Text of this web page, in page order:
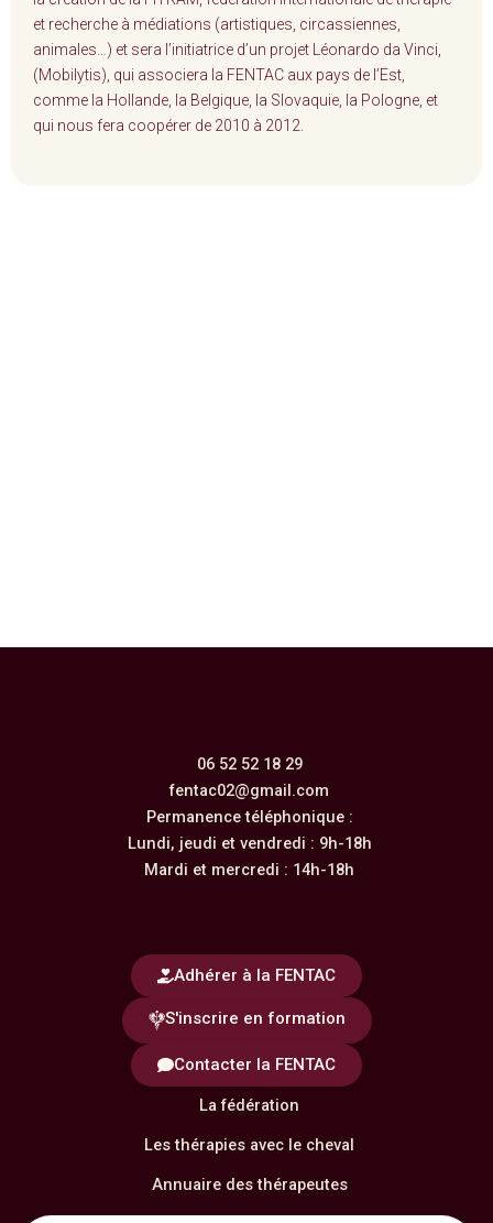
et recherche à médiations (artistiques, circassiennes,
animales…) et sera l’initiatrice d’un projet Léonardo da Vinci,
(Mobilytis), qui associera la FENTAC aux pays de l’Est,
comme la Hollande, la Belgique, la Slovaquie, la Pologne, et
qui nous fera coopérer de 2010 à 2012.
06 52 52 18 29
fentac02@gmail.com
Permanence téléphonique :
Lundi, jeudi et vendredi : 9h-18h
Mardi et mercredi : 14h-18h
Adhérer à la FENTAC
S'inscrire en formation
Contacter la FENTAC
La fédération
Les thérapies avec le cheval
Annuaire des thérapeutes